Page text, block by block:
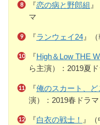
『恋の病と野郎組
マ
『ランウェイ24』（
『High＆Low THE
ら主演）：2019夏
『俺のスカート、ど
演）：2019春ドラマ
『白衣の戦士！ 』